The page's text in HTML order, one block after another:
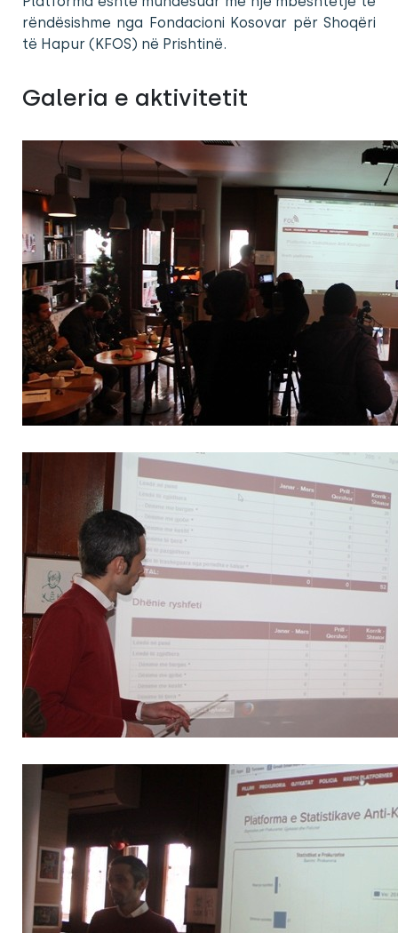
rëndësishme nga Fondacioni Kosovar për Shoqëri
të Hapur (KFOS) në Prishtinë.
Galeria e aktivitetit